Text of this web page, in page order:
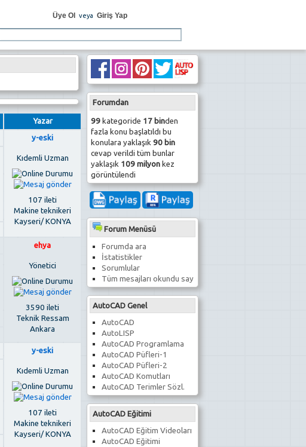
Üye Ol veya Giriş Yap
Forumdan
99kategoride 17 binden
fazla konu başlatıldı bu
konulara yaklaşık 90 bin
cevap verildi tüm bunlar
yaklaşık 109 milyonkez
görüntülendi
Forum Menüsü
Forumda ara
İstatistikler
Sorumlular
Tüm mesajları okundu say
AutoCAD Genel
AutoCAD
AutoLISP
AutoCAD Programlama
AutoCAD Püfleri-1
AutoCAD Püfleri-2
AutoCAD Komutları
AutoCAD Terimler Sözl.
AutoCAD Eğitimi
AutoCAD Eğitim Videoları
AutoCAD Eğitimi
Yazar
y-eski
Kıdemli Uzman
107 ileti
Makine teknikeri
Kayseri/ KONYA
ehya
Yönetici
3590 ileti
Teknik Ressam
Ankara
y-eski
Kıdemli Uzman
107 ileti
Makine teknikeri
Kayseri/ KONYA